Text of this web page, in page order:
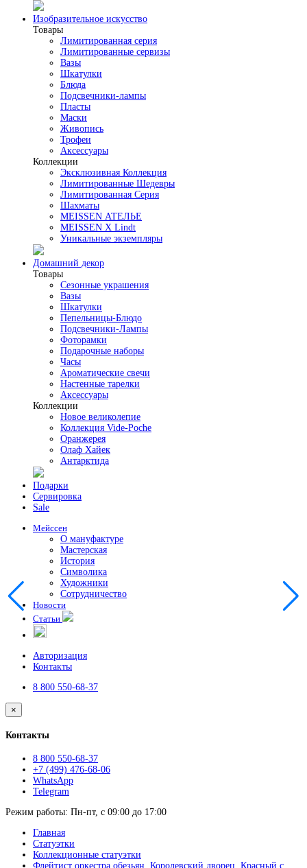
Изобразительное искусство
Товары
Лимитированная серия
Лимитированные сервизы
Вазы
Шкатулки
Блюда
Подсвечники-лампы
Пласты
Маски
Живопись
Трофеи
Аксессуары
Коллекции
Эксклюзивная Коллекция
Лимитированные Шедевры
Лимитированная Серия
Шахматы
MEISSEN АТЕЛЬЕ
MEISSEN X Lindt
Уникальные экземпляры
Домашний декор
Товары
Сезонные украшения
Вазы
Шкатулки
Пепельницы-Блюдо
Подсвечники-Лампы
Фоторамки
Подарочные наборы
Часы
Ароматические свечи
Настенные тарелки
Аксессуары
Коллекции
Новое великолепие
Коллекция Vide-Poche
Оранжерея
Олаф Хайек
Антарктида
Подарки
Сервировка
Sale
Мейссен
О мануфактуре
Мастерская
История
Символика
Художники
Сотрудничество
Новости
Статьи
Авторизация
Контакты
8 800 550-68-37
×
Контакты
8 800 550-68-37
+7 (499) 476-68-06
WhatsApp
Telegram
Режим работы: Пн-пт, с 09:00 до 17:00
Главная
Статуэтки
Коллекционные статуэтки
Флейтист оркестра обезьян, Королевский дворец, Красный с